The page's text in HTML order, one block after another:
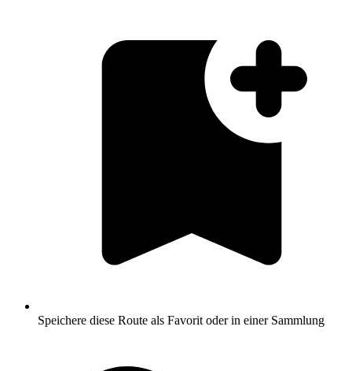
Speichere diese Route als Favorit oder in einer Sammlung